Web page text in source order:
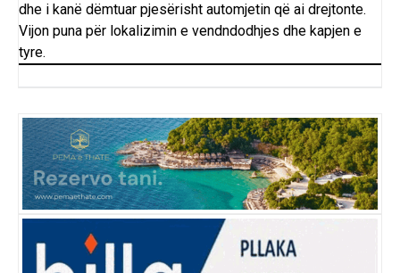
dhe i kanë dëmtuar pjesërisht automjetin që ai drejtonte.
Vijon puna për lokalizimin e vendndodhjes dhe kapjen e
tyre.